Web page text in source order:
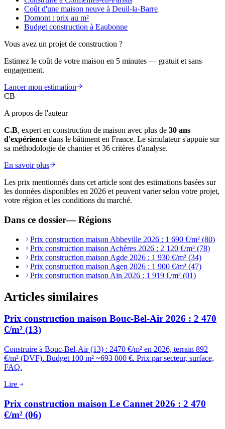
Coût d'une maison neuve à Deuil-la-Barre
Domont : prix au m²
Budget construction à Eaubonne
Vous avez un projet de construction ?
Estimez le coût de votre maison en 5 minutes — gratuit et sans
engagement.
Lancer mon estimation
CB
A propos de l'auteur
C.B, expert en construction de maison avec plus de 30 ans
d'expérience dans le bâtiment en France. Le simulateur s'appuie sur
sa méthodologie de chantier et 36 critères d'analyse.
En savoir plus
Les prix mentionnés dans cet article sont des estimations basées sur
les données disponibles en 2026 et peuvent varier selon votre projet,
votre région et les conditions du marché.
Dans ce dossier—Régions
Prix construction maison Abbeville 2026 : 1 690 €/m² (80)
Prix construction maison Achères 2026 : 2 120 €/m² (78)
Prix construction maison Agde 2026 : 1 930 €/m² (34)
Prix construction maison Agen 2026 : 1 900 €/m² (47)
Prix construction maison Ain 2026 : 1 919 €/m² (01)
Articles similaires
Prix construction maison Bouc-Bel-Air 2026 : 2 470
€/m² (13)
Construire à Bouc-Bel-Air (13) : 2470 €/m² en 2026, terrain 892
€/m² (DVF). Budget 100 m² ~693 000 €. Prix par secteur, surface,
FAQ.
Lire
Prix construction maison Le Cannet 2026 : 2 470
€/m² (06)